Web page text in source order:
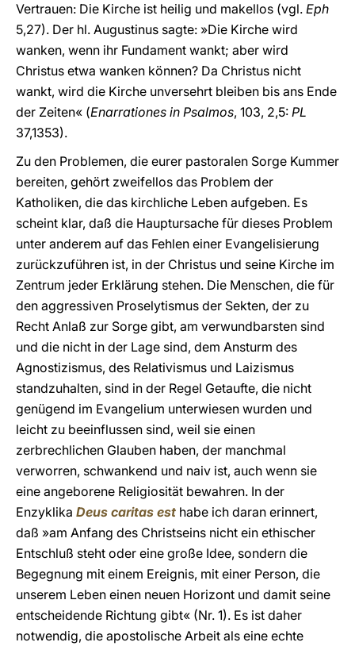
Vertrauen: Die Kirche ist heilig und makellos (vgl. Eph
5,27). Der hl. Augustinus sagte: »Die Kirche wird
wanken, wenn ihr Fundament wankt; aber wird
Christus etwa wanken können? Da Christus nicht
wankt, wird die Kirche unversehrt bleiben bis ans Ende
der Zeiten« (Enarrationes in Psalmos, 103, 2,5: PL
37,1353).
Zu den Problemen, die eurer pastoralen Sorge Kummer
bereiten, gehört zweifellos das Problem der
Katholiken, die das kirchliche Leben aufgeben. Es
scheint klar, daß die Hauptursache für dieses Problem
unter anderem auf das Fehlen einer Evangelisierung
zurückzuführen ist, in der Christus und seine Kirche im
Zentrum jeder Erklärung stehen. Die Menschen, die für
den aggressiven Proselytismus der Sekten, der zu
Recht Anlaß zur Sorge gibt, am verwundbarsten sind
und die nicht in der Lage sind, dem Ansturm des
Agnostizismus, des Relativismus und Laizismus
standzuhalten, sind in der Regel Getaufte, die nicht
genügend im Evangelium unterwiesen wurden und
leicht zu beeinflussen sind, weil sie einen
zerbrechlichen Glauben haben, der manchmal
verworren, schwankend und naiv ist, auch wenn sie
eine angeborene Religiosität bewahren. In der
Enzyklika Deus caritas est habe ich daran erinnert,
daß »am Anfang des Christseins nicht ein ethischer
Entschluß steht oder eine große Idee, sondern die
Begegnung mit einem Ereignis, mit einer Person, die
unserem Leben einen neuen Horizont und damit seine
entscheidende Richtung gibt« (Nr. 1). Es ist daher
notwendig, die apostolische Arbeit als eine echte